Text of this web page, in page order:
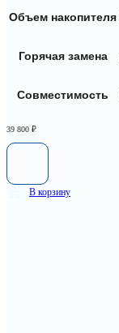
Объем накопителя
Горячая замена
Совместимость
39 800 ₽
В корзину